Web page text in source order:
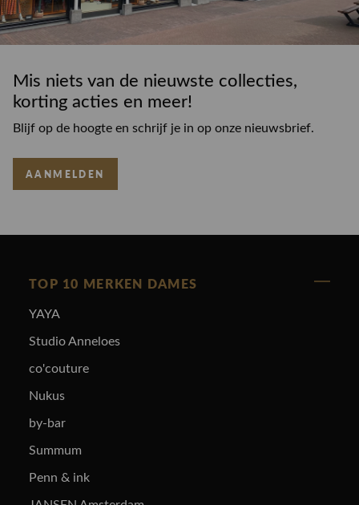
Mis niets van de nieuwste collecties,
korting acties en meer!
Blijf op de hoogte en schrijf je in op onze nieuwsbrief.
AANMELDEN
TOP 10 MERKEN DAMES
YAYA
Studio Anneloes
co'couture
Nukus
by-bar
Summum
Penn & ink